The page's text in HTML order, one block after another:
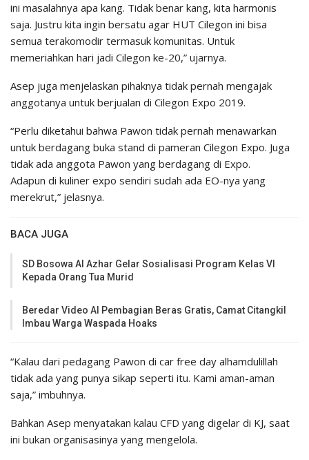
ini masalahnya apa kang. Tidak benar kang, kita harmonis
saja. Justru kita ingin bersatu agar HUT Cilegon ini bisa
semua terakomodir termasuk komunitas. Untuk
memeriahkan hari jadi Cilegon ke-20,” ujarnya.
Asep juga menjelaskan pihaknya tidak pernah mengajak
anggotanya untuk berjualan di Cilegon Expo 2019.
“Perlu diketahui bahwa Pawon tidak pernah menawarkan
untuk berdagang buka stand di pameran Cilegon Expo. Juga
tidak ada anggota Pawon yang berdagang di Expo.
Adapun di kuliner expo sendiri sudah ada EO-nya yang
merekrut,” jelasnya.
BACA JUGA
SD Bosowa Al Azhar Gelar Sosialisasi Program Kelas VI
Kepada Orang Tua Murid
Beredar Video AI Pembagian Beras Gratis, Camat Citangkil
Imbau Warga Waspada Hoaks
“Kalau dari pedagang Pawon di car free day alhamdulillah
tidak ada yang punya sikap seperti itu. Kami aman-aman
saja,” imbuhnya.
Bahkan Asep menyatakan kalau CFD yang digelar di KJ, saat
ini bukan organisasinya yang mengelola.